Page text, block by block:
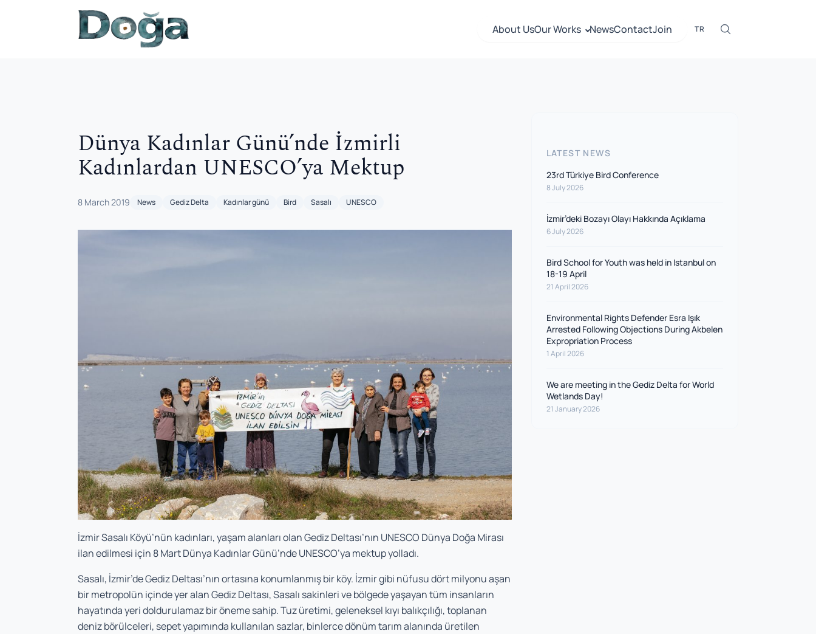
About UsOur Works NewsContactJoin TR
Dünya Kadınlar Günü’nde İzmirli
Kadınlardan UNESCO’ya Mektup
8 March 2019 News Gediz Delta Kadınlar günü Bird Sasalı UNESCO
İzmir Sasalı Köyü’nün kadınları, yaşam alanları olan Gediz Deltası’nın UNESCO Dünya Doğa Mirası
ilan edilmesi için 8 Mart Dünya Kadınlar Günü’nde UNESCO’ya mektup yolladı.
Sasalı, İzmir’de Gediz Deltası’nın ortasına konumlanmış bir köy. İzmir gibi nüfusu dört milyonu aşan
bir metropolün içinde yer alan Gediz Deltası, Sasalı sakinleri ve bölgede yaşayan tüm insanların
hayatında yeri doldurulamaz bir öneme sahip. Tuz üretimi, geleneksel kıyı balıkçılığı, toplanan
deniz börülceleri, sepet yapımında kullanılan sazlar, binlerce dönüm tarım alanında üretilen
LATEST NEWS
23rd Türkiye Bird Conference
8 July 2026
İzmir’deki Bozayı Olayı Hakkında Açıklama
6 July 2026
Bird School for Youth was held in Istanbul on
18-19 April
21 April 2026
Environmental Rights Defender Esra Işık
Arrested Following Objections During Akbelen
Expropriation Process
1 April 2026
We are meeting in the Gediz Delta for World
Wetlands Day!
21 January 2026